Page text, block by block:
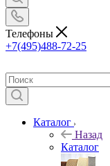
Телефоны
+7(495)488-72-25
Каталог
Назад
Каталог